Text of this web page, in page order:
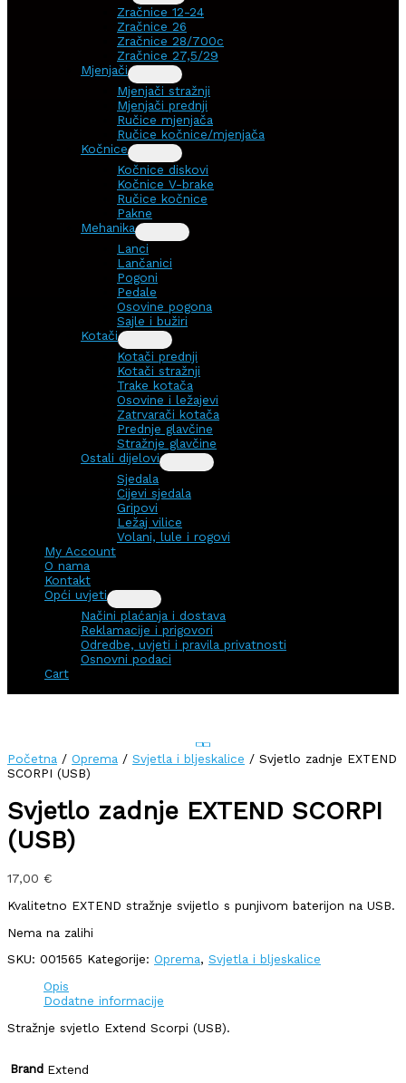
Zračnice 12-24
Zračnice 26
Zračnice 28/700c
Zračnice 27,5/29
Mjenjači
Mjenjači stražnji
Mjenjači prednji
Ručice mjenjača
Ručice kočnice/mjenjača
Kočnice
Kočnice diskovi
Kočnice V-brake
Ručice kočnice
Pakne
Mehanika
Lanci
Lančanici
Pogoni
Pedale
Osovine pogona
Sajle i bužiri
Kotači
Kotači prednji
Kotači stražnji
Trake kotača
Osovine i ležajevi
Zatrvarači kotača
Prednje glavčine
Stražnje glavčine
Ostali dijelovi
Sjedala
Cijevi sjedala
Gripovi
Ležaj vilice
Volani, lule i rogovi
My Account
O nama
Kontakt
Opći uvjeti
Načini plaćanja i dostava
Reklamacije i prigovori
Odredbe, uvjeti i pravila privatnosti
Osnovni podaci
Cart
Početna / Oprema / Svjetla i bljeskalice / Svjetlo zadnje EXTEND
SCORPI (USB)
Svjetlo zadnje EXTEND SCORPI
(USB)
17,00 €
Kvalitetno EXTEND stražnje svijetlo s punjivom baterijon na USB.
Nema na zalihi
SKU: 001565 Kategorije: Oprema, Svjetla i bljeskalice
Opis
Dodatne informacije
Stražnje svjetlo Extend Scorpi (USB).
Brand Extend